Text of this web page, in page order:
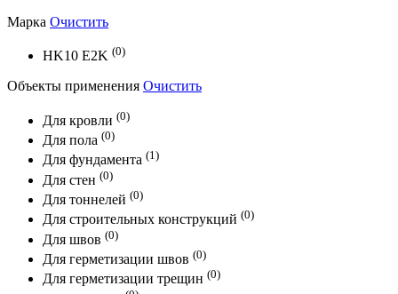
Марка Очистить
HK10 E2K (0)
Объекты применения Очистить
Для кровли (0)
Для пола (0)
Для фундамента (1)
Для стен (0)
Для тоннелей (0)
Для строительных конструкций (0)
Для швов (0)
Для герметизации швов (0)
Для герметизации трещин (0)